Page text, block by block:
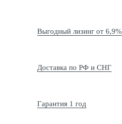
Выгодный лизинг от 6,9%
Доставка по РФ и СНГ
Гарантия 1 год